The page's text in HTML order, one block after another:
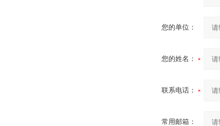
您的单位：
您的姓名：
联系电话：
常用邮箱：